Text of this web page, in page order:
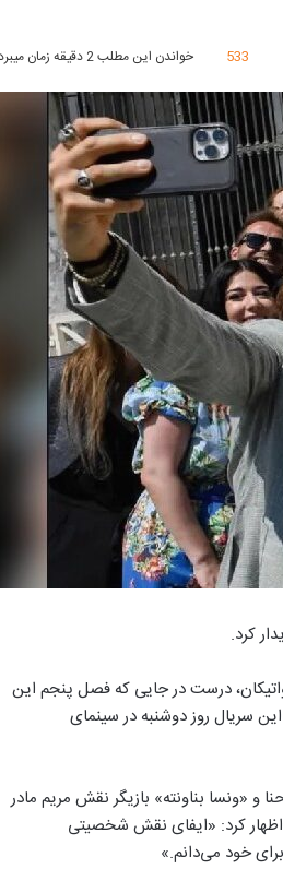
533 خواندن این مطلب 2 دقیقه زمان میبرد
کرد.
درست در جایی که فصل پنجم این
سریال روز دوشنبه در سینمای
«ونسا بناونته» بازیگر نقش مریم مادر
کرد: «ایفای نقش شخصیتی
خود می‌دانم.»